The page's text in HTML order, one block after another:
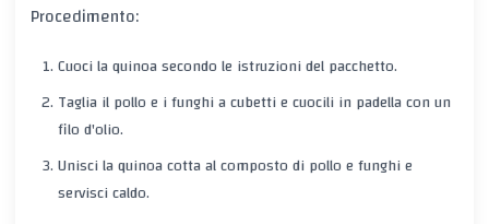
Procedimento:
Cuoci la quinoa secondo le istruzioni del pacchetto.
Taglia il pollo e i funghi a cubetti e cuocili in padella con un
filo d'olio.
Unisci la quinoa cotta al composto di pollo e funghi e
servisci caldo.